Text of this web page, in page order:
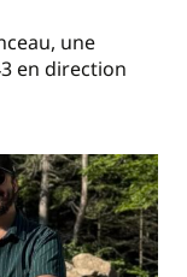
une
en direction